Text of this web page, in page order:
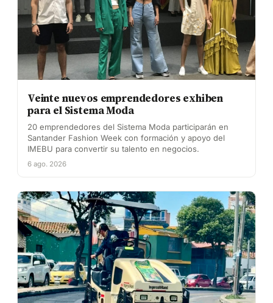
Veinte nuevos emprendedores exhiben
para el Sistema Moda
20 emprendedores del Sistema Moda participarán en
Santander Fashion Week con formación y apoyo del
IMEBU para convertir su talento en negocios.
6 ago. 2026